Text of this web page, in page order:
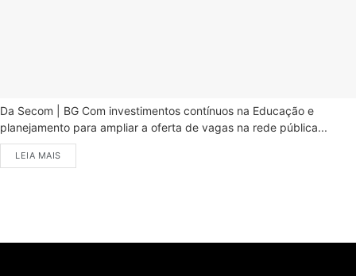
Da Secom | BG Com investimentos contínuos na Educação e
planejamento para ampliar a oferta de vagas na rede pública...
LEIA MAIS